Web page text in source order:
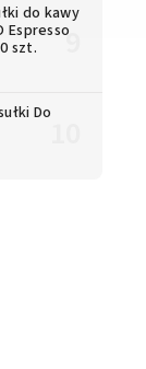
do kawy
Espresso
szt.
Do